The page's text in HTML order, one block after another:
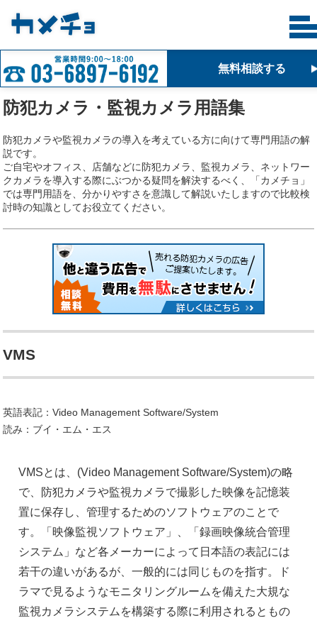
無料相談する
防犯カメラ・監視カメラ用語集
防犯カメラや監視カメラの導入を考えている方に向けて専門用語の解
説です。
ご自宅やオフィス、店舗などに防犯カメラ、監視カメラ、ネットワー
クカメラを導入する際にぶつかる疑問を解決するべく、「カメチョ」
では専門用語を、分かりやすさを意識して解説いたしますので比較検
討時の知識としてお役立てください。
VMS
英語表記：Video Management Software/System
読み：ブイ・エム・エス
VMSとは、(Video Management Software/System)の略
で、防犯カメラや監視カメラで撮影した映像を記憶装
置に保存し、管理するためのソフトウェアのことで
す。「映像監視ソフトウェア」、「録画映像統合管理
システム」など各メーカーによって日本語の表記には
若干の違いがあるが、一般的には同じものを指す。ド
ラマで見るようなモニタリングルームを備えた大規な
監視カメラシステムを構築する際に利用されるともの